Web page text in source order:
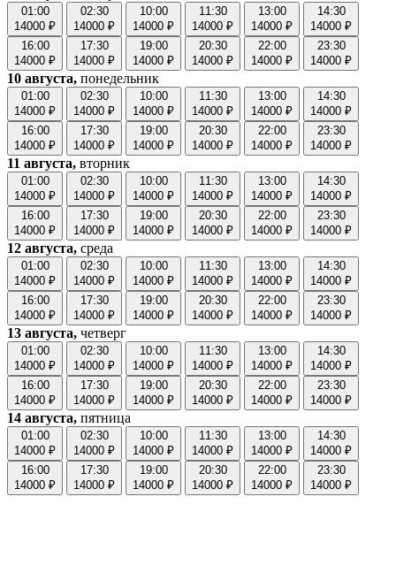
01:00
14000 ₽
02:30
14000 ₽
10:00
14000 ₽
11:30
14000 ₽
13:00
14000 ₽
14:30
14000 ₽
16:00
14000 ₽
17:30
14000 ₽
19:00
14000 ₽
20:30
14000 ₽
22:00
14000 ₽
23:30
14000 ₽
10 августа, понедельник
01:00
14000 ₽
02:30
14000 ₽
10:00
14000 ₽
11:30
14000 ₽
13:00
14000 ₽
14:30
14000 ₽
16:00
14000 ₽
17:30
14000 ₽
19:00
14000 ₽
20:30
14000 ₽
22:00
14000 ₽
23:30
14000 ₽
11 августа, вторник
01:00
14000 ₽
02:30
14000 ₽
10:00
14000 ₽
11:30
14000 ₽
13:00
14000 ₽
14:30
14000 ₽
16:00
14000 ₽
17:30
14000 ₽
19:00
14000 ₽
20:30
14000 ₽
22:00
14000 ₽
23:30
14000 ₽
12 августа, среда
01:00
14000 ₽
02:30
14000 ₽
10:00
14000 ₽
11:30
14000 ₽
13:00
14000 ₽
14:30
14000 ₽
16:00
14000 ₽
17:30
14000 ₽
19:00
14000 ₽
20:30
14000 ₽
22:00
14000 ₽
23:30
14000 ₽
13 августа, четверг
01:00
14000 ₽
02:30
14000 ₽
10:00
14000 ₽
11:30
14000 ₽
13:00
14000 ₽
14:30
14000 ₽
16:00
14000 ₽
17:30
14000 ₽
19:00
14000 ₽
20:30
14000 ₽
22:00
14000 ₽
23:30
14000 ₽
14 августа, пятница
01:00
14000 ₽
02:30
14000 ₽
10:00
14000 ₽
11:30
14000 ₽
13:00
14000 ₽
14:30
14000 ₽
16:00
14000 ₽
17:30
14000 ₽
19:00
14000 ₽
20:30
14000 ₽
22:00
14000 ₽
23:30
14000 ₽